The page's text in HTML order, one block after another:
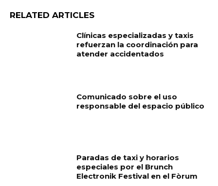
RELATED ARTICLES
Clínicas especializadas y taxis
refuerzan la coordinación para
atender accidentados
Comunicado sobre el uso
responsable del espacio público
Paradas de taxi y horarios
especiales por el Brunch
Electronik Festival en el Fòrum